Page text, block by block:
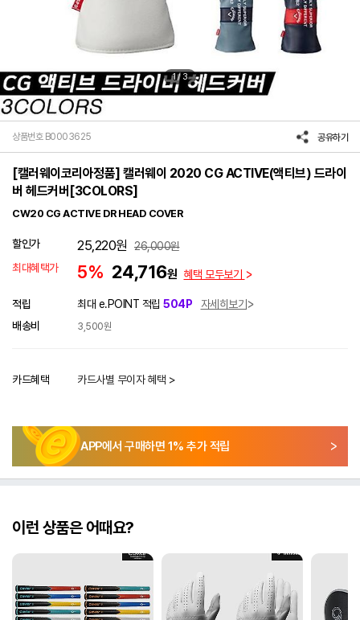
1/ 3
상품번호 B0003625 공유하기
[캘러웨이코리아정품] 캘러웨이 2020 CG ACTIVE(액티브) 드라이
버 헤드커버[3COLORS]
CW20 CG ACTIVE DR HEAD COVER
할인가 25,220원 26,000원
최대혜택가
5% 24,716원 혜택 모두보기
적립 최대 e.POINT 적립 504P
자세히보기
배송비
3,500원
카드혜택 카드사별 무이자 혜택 >
APP에서 구매하면 1% 추가 적립
이런 상품은 어때요?